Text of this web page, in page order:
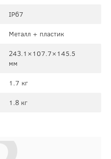
IP67
Металл + пластик
243.1×107.7×145.5
мм
1.7 кг
1.8 кг